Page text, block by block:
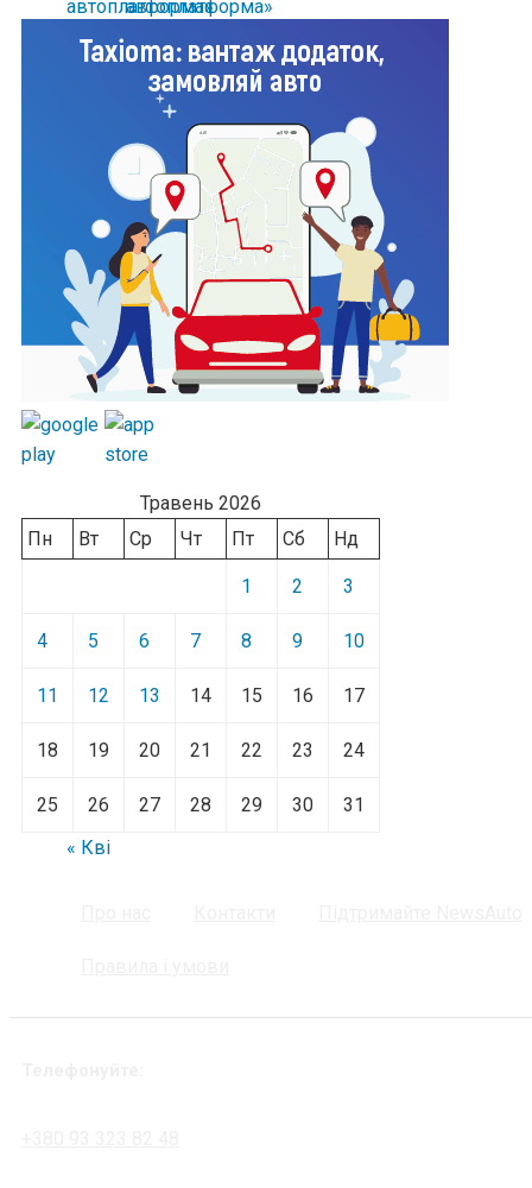
Травень 2026
Пн
Вт Ср Чт Пт Сб Нд
1 2 3
4 5 6 7 8 9 10
11 12 13 14 15 16 17
18 19 20 21 22 23 24
25 26 27 28 29 30
31
« Кві